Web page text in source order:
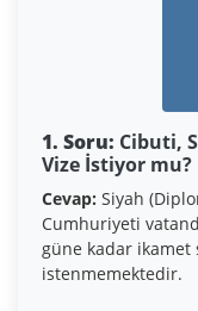
1. Soru: Cibuti,
Vize İstiyor mu?
Cevap: Siyah
Cumhuriyeti
güne kadar ikamet
istenmemektedir.